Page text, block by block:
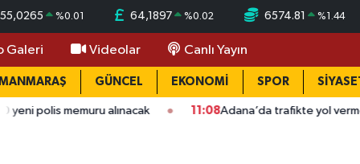
55,0265 %0.01 64,1897 %0.02 6574.81 %1.44
Galeri Videolar Canlı Yayın
GÜNCEL EKONOMİ SPOR
alınacak 11:08Adana’da trafikte yol verme kavgası